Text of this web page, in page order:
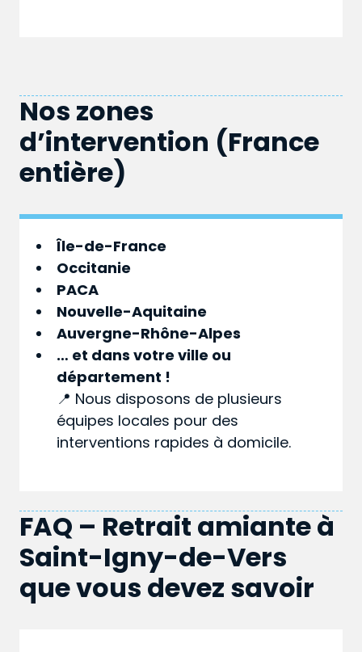
Nos zones
d’intervention (France
entière)
Île-de-France
Occitanie
PACA
Nouvelle-Aquitaine
Auvergne-Rhône-Alpes
… et dans votreville ou
département !
📍 Nous disposons de plusieurs
équipes locales pour des
interventions rapides à domicile.
FAQ – Retrait amiante à
Saint-Igny-de-Vers
que vous devez savoir